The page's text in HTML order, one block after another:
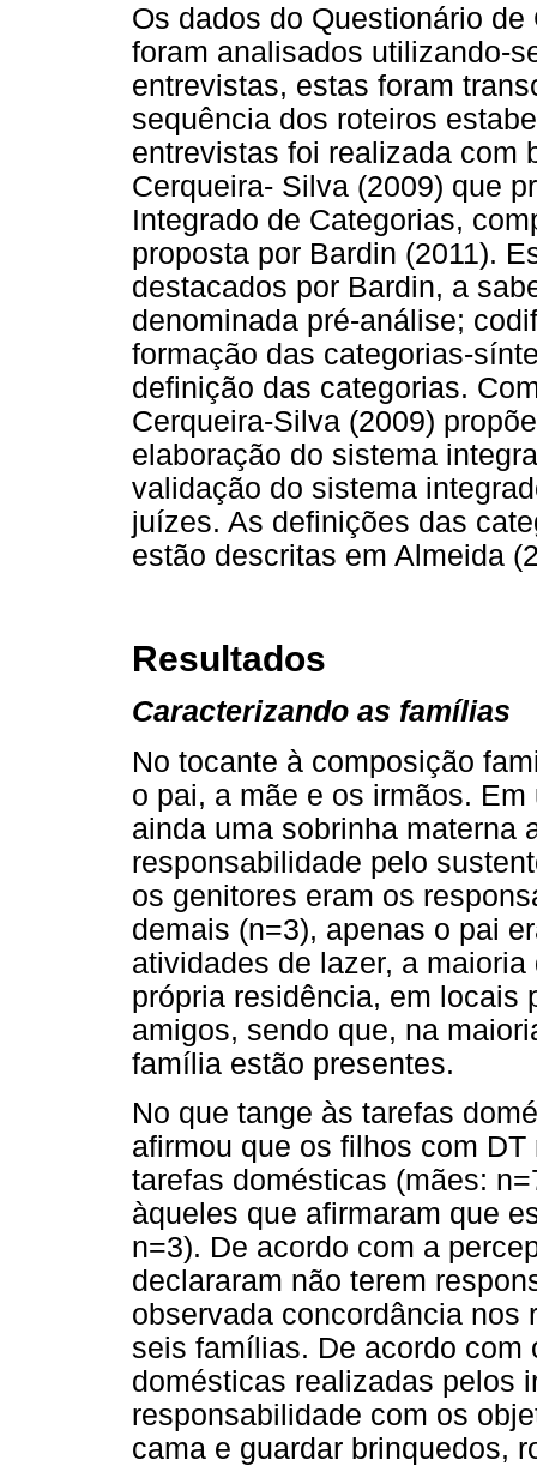
Os dados do Questionário
foram analisados utilizando-
entrevistas, estas foram
sequência dos roteiros
entrevistas foi realizada com
Cerqueira- Silva (2009) que
Integrado de Categorias,
proposta por Bardin (2011).
destacados por Bardin, a
denominada pré-análise;
formação das categorias-
definição das categorias.
Cerqueira-Silva (2009)
elaboração do sistema
validação do sistema
juízes. As definições das
estão descritas em Almeida
Resultados
Caracterizando as famílias
No tocante à composição
o pai, a mãe e os irmãos.
ainda uma sobrinha materna
responsabilidade pelo
os genitores eram os
demais (n=3), apenas o pai
atividades de lazer, a
própria residência, em locais
amigos, sendo que, na
família estão presentes.
No que tange às tarefas
afirmou que os filhos com
tarefas domésticas (mães:
àqueles que afirmaram que
n=3). De acordo com a
declararam não terem
observada concordância nos
seis famílias. De acordo com
domésticas realizadas pelos
responsabilidade com os
cama e guardar brinquedos,